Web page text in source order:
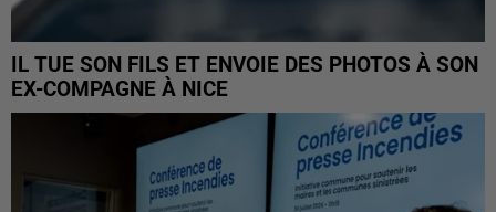
IL TUE SON FILS ET ENVOIE DES PHOTOS À SON
EX-COMPAGNE À NICE